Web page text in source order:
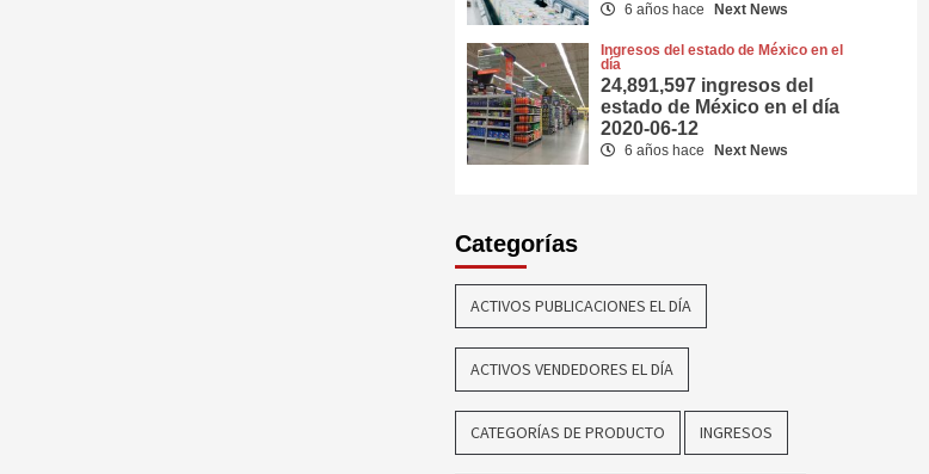
6 años hace Next News
Ingresos del estado de México en el
día
24,891,597 ingresos del
estado de México en el día
2020-06-12
6 años hace Next News
Categorías
ACTIVOS PUBLICACIONES EL DÍA
ACTIVOS VENDEDORES EL DÍA
CATEGORÍAS DE PRODUCTO INGRESOS